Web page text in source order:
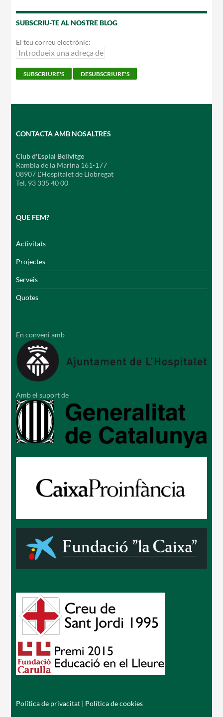
SUBSCRIU-TE AL NOSTRE BLOG
El teu correu electrònic:
CONTACTA AMB NOSALTRES
Club d'Esplai Bellvitge
Rambla de la Marina 161-177
08907 L'Hospitalet de Llobregat
Tel. 93 335 40 00
QUE FEM?
Activitats
Projectes
Serveis
Quotes
En conveni amb
Amb el suport de
Política de privacitat Política de cookies